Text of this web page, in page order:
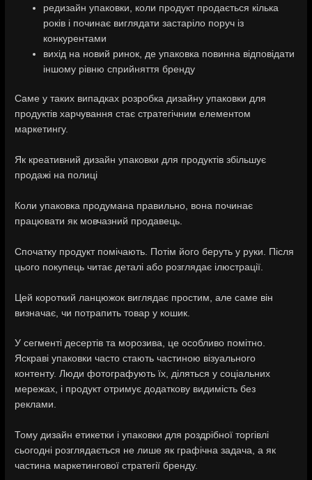
редизайн упаковки, коли продукт продається кілька
років і починає виглядати застаріло поруч із
конкурентами
вихід на новий ринок, де упаковка повинна відповідати
іншому рівню сприйняття бренду
Саме у таких випадках розробка дизайну упаковки для
продуктів харчування стає стратегічним елементом
маркетингу.
Як креативний дизайн упаковки для продуктів збільшує
продажі на полиці
Коли упаковка продумана правильно, вона починає
працювати як мовчазний продавець.
Спочатку продукт помічають. Потім його беруть у руки. Після
цього покупець читає деталі або розглядає ілюстрації.
Цей короткий ланцюжок виглядає простим, але саме він
визначає, чи потрапить товар у кошик.
У сегменті десертів та морозива, це особливо помітно.
Яскраві упаковки часто стають частиною візуального
контенту. Люди фотографують їх, діляться у соціальних
мережах, і продукт отримує додаткову видимість без
реклами.
Тому дизайн етикетки і упаковки для роздрібної торгівлі
сьогодні розглядається не лише як графічна задача, а як
частина маркетингової стратегії бренду.